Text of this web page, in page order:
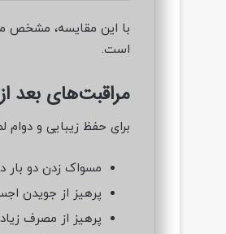
با این مقایسه، مشخص
است.
مراقبت‌های بعد
برای حفظ زیبایی و
مسواک زدن دو بار
پرهیز از جویدن
پرهیز از مصرف